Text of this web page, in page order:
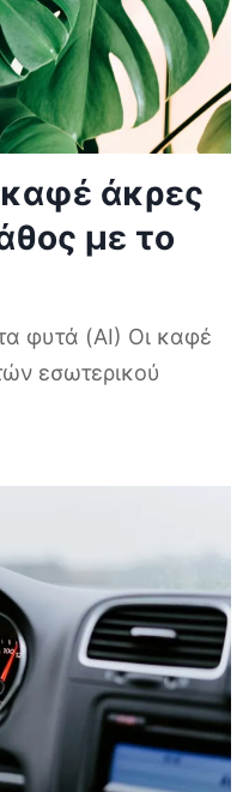
καφέ άκρες
με το
φυτά (AI) Οι καφέ
εσωτερικού